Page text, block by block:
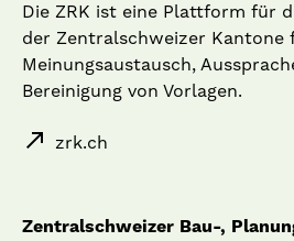
Die ZRK ist eine Plattform für
der Zentralschweizer Kantone
Meinungsaustausch,
Bereinigung von Vorlagen.
zrk.ch
Zentralschweizer Bau-,